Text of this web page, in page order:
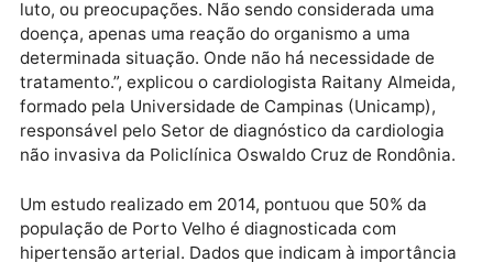
ocasiões distintas, com alternação de dias, é
obter o diagnóstico, que acontece normalmente em
adultos com mais de 20 anos. “Pode ocorrer em
crianças e adolescentes, mas o diagnóstico é mais
difícil. Como é uma doença, no princípio, silenciosa,
única forma de diagnosticar a hipertensão é
luto, ou preocupações. Não sendo considerada uma
doença, apenas uma reação do organismo a uma
determinada situação. Onde não há necessidade de